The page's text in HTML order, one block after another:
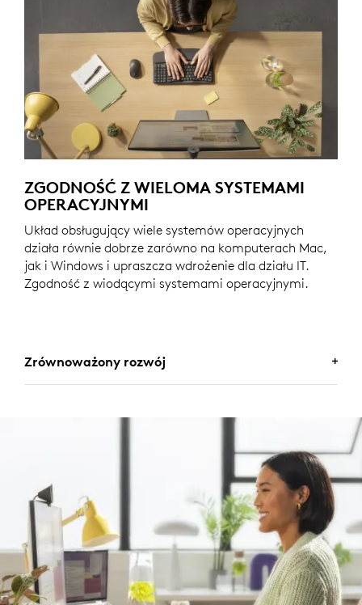
ZGODNOŚĆ Z WIELOMA SYSTEMAMI
OPERACYJNYMI
Układ obsługujący wiele systemów operacyjnych
działa równie dobrze zarówno na komputerach Mac,
jak i Windows i upraszcza wdrożenie dla działu IT.
Zgodność z wiodącymi systemami operacyjnymi.
Zrównoważony rozwój
SATYSFAKCJONUJĄCY WYBÓR
którym dba się bardziej o równowagę ekologiczną.
Aktywnie pracujemy nad zmniejszaniem naszego
wpływu na środowisko i przyspieszeniem tempa
zmiany społecznej.
DOWIEDZ SIĘ WIĘCEJ O INICJATYWACH
DOTYCZĄCYCH ZRÓWNOWAŻONEGO ROZWOJU
FIRMY LOGITECH